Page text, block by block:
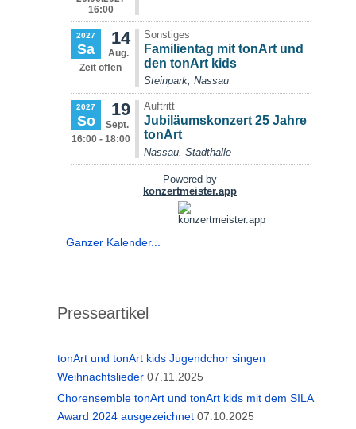
Ganzer Kalender...
Presseartikel
tonArt und tonArt kids Jugendchor singen
Weihnachtslieder 07.11.2025
Chorensemble tonArt und tonArt kids mit dem SILA
Award 2024 ausgezeichnet 07.10.2025